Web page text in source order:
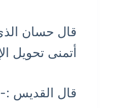
قال حسان
أتمنى تحويل
قال القديس :-